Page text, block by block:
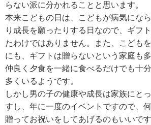
らない派に分かれることと思います。
本来こどもの日は、こどもが病気にな
り成長を願ったりする日なので、ギフ
たわけではありません。また、こども
にも、ギフトは贈らないという家庭も
仲良く夕食を一緒に食べるだけでも十
多くいるようです。
しかし男の子の健康や成長は家族にと
すし、年に一度のイベントですので、
贈ってお祝いをしてあげるのもいいで